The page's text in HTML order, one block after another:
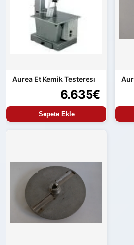
Aurea Et Kemik Testeresı
6.635€
Sepete Ekle